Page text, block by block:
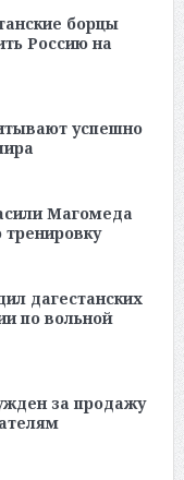
борцы
Россию на
успешно
Магомеда
дагестанских
по вольной
за продажу